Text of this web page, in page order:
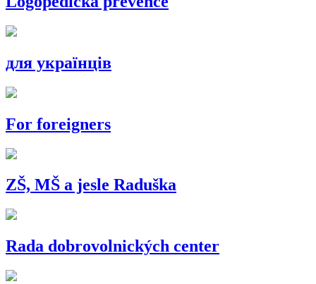
для українців
For foreigners
ZŠ, MŠ a jesle Raduška
Rada dobrovolnických center